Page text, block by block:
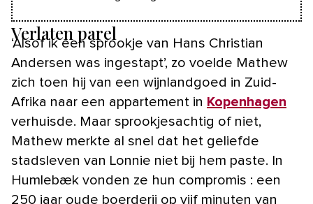
Verlaten parel
‘Alsof ik een sprookje van Hans Christian
Andersen was ingestapt’, zo voelde Mathew
zich toen hij van een wijnlandgoed in Zuid-
Afrika naar een appartement in Kopenhagen
verhuisde. Maar sprookjesachtig of niet,
Mathew merkte al snel dat het geliefde
stadsleven van Lonnie niet bij hem paste. In
Humlebæk vonden ze hun compromis : een
250 jaar oude boerderij op vijf minuten van